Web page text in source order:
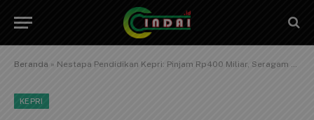
Beranda » Nestapa Pendidikan Kepri: Pinjam Rp400 Miliar, Seragam Sekolah Terabaikan
KEPRI